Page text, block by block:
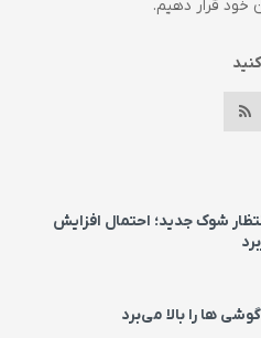
خود قرار دهیم.
انتظار شوک جدید؛ احتمال افزایش
ها را بالا می‌برد